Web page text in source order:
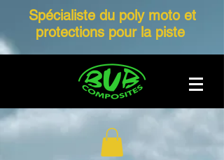
Spécialiste du poly moto et
protections pour la piste